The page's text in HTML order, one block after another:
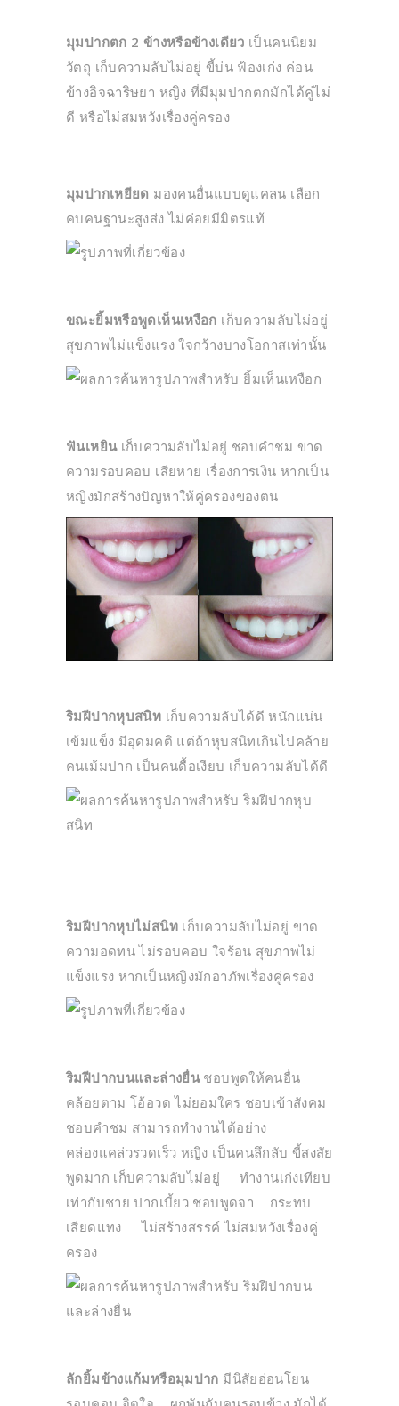
มุมปากตก 2 ข้างหรือข้างเดียว เป็นคนนิยม
วัตถุ เก็บความลับไม่อยู่ ขี้บ่น ฟ้องเก่ง ค่อน
ข้างอิจฉาริษยา หญิง ที่มีมุมปากตกมักได้คู่ไม่
ดี หรือไม่สมหวังเรื่องคู่ครอง
มุมปากเหยียด มองคนอื่นแบบดูแคลน เลือก
คบคนฐานะสูงส่ง ไม่ค่อยมีมิตรแท้
ขณะยิ้มหรือพูดเห็นเหงือก เก็บความลับไม่อยู่
สุขภาพไม่แข็งแรง ใจกว้างบางโอกาสเท่านั้น
ฟันเหยินเก็บความลับไม่อยู่ ชอบคำชม ขาด
ความรอบคอบ เสียหาย เรื่องการเงิน หากเป็น
หญิงมักสร้างปัญหาให้คู่ครองของตน
ริมฝีปากหุบสนิท เก็บความลับได้ดี หนักแน่น
เข้มแข็ง มีอุดมคติ แต่ถ้าหุบสนิทเกินไปคล้าย
คนเม้มปาก เป็นคนดื้อเงียบ เก็บความลับได้ดี
ริมฝีปากหุบไม่สนิทเก็บความลับไม่อยู่ ขาด
ความอดทน ไม่รอบคอบ ใจร้อน สุขภาพไม่
แข็งแรง หากเป็นหญิงมักอาภัพเรื่องคู่ครอง
ริมฝีปากบนและล่างยื่นชอบพูดให้คนอื่น
คล้อยตาม โอ้อวด ไม่ยอมใคร ชอบเข้าสังคม
ชอบคำชม สามารถทำงานได้อย่าง
คล่องแคล่วรวดเร็ว หญิง เป็นคนลึกลับ ขี้สงสัย
พูดมาก เก็บความลับไม่อยู่ ทำงานเก่งเทียบ
เท่ากับชาย ปากเบี้ยว ชอบพูดจา กระทบ
เสียดแทง ไม่สร้างสรรค์ ไม่สมหวังเรื่องคู่
ครอง
ลักยิ้มข้างแก้มหรือมุมปาก มีนิสัยอ่อนโยน